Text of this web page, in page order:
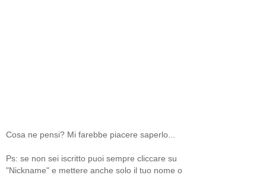
Cosa ne pensi? Mi farebbe piacere saperlo...
Ps: se non sei iscritto puoi sempre cliccare su
"Nickname" e mettere anche solo il tuo nome o